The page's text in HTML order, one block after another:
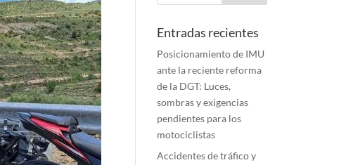
Entradas recientes
Posicionamiento de IMU
ante la reciente reforma
de la DGT: Luces,
sombras y exigencias
pendientes para los
motociclistas
Accidentes de tráfico y